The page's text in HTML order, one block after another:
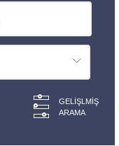
GELIŞLMIŞ
ARAMA